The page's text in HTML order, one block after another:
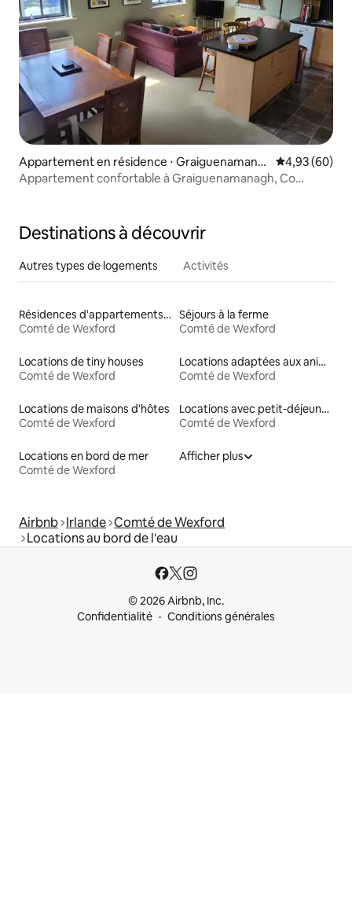
Appartement en résidence ⋅ Graiguenamana
gh
Évaluation
4,93 (60)
Appartement confortable à Graiguenamanagh, Co
Destinations à découvrir
Autres types de logements Activités
Résidences d'appartements en location
Comté de Wexford
Séjours à la ferme
Comté de Wexford
Locations de tiny houses
Comté de Wexford
Locations adaptées aux animaux
Comté de Wexford
Locations de maisons d'hôtes
Comté de Wexford
Locations avec petit-déjeuner
Comté de Wexford
Locations en bord de mer
Comté de Wexford
Afficher plus
Airbnb Irlande Comté de Wexford
Locations au bord de l'eau
© 2026 Airbnb, Inc.
Confidentialité
Conditions générales